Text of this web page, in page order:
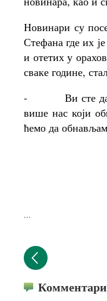
Новинари су
Стефана где их
и отетих у
сваке године,
-
Ви сте
више нас који
ћемо да
...